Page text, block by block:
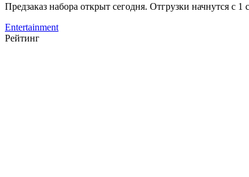
Предзаказ набора открыт сегодня. Отгрузки начнутся с 1
Entertainment
Рейтинг